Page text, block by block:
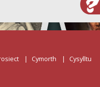
Cymorth Cysylltu